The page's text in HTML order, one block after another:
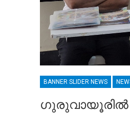
BANNER SLIDER NEWS
ഗുരുവായൂരിൽ